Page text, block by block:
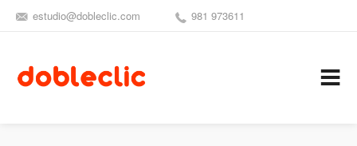
estudio@dobleclic.com 981 973611